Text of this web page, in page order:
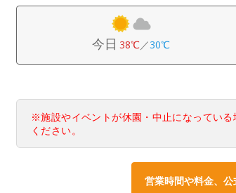
今日 38℃／30℃
※施設やイベントが休園・中止になってい
ください。
営業時間や料金、